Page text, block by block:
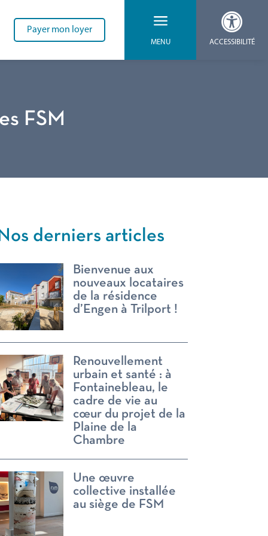
Payer mon loyer a
MENU

ACCESSIBILITÉ
FSM
Nos derniers articles
Bienvenue aux
nouveaux locataires
de la résidence
d’Engen à Trilport !
Renouvellement
urbain et santé : à
Fontainebleau, le
cadre de vie au
cœur du projet de la
Plaine de la
Chambre
Une œuvre
collective installée
au siège de FSM